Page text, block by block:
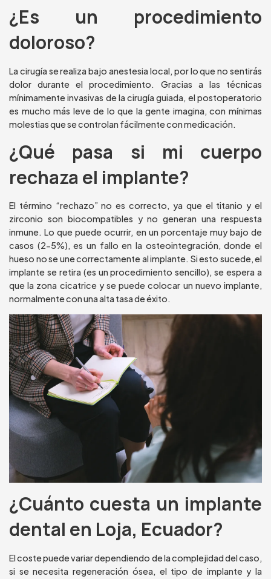
¿Es un procedimiento
doloroso?
La cirugía se realiza bajo anestesia local, por lo que no sentirás
dolor durante el procedimiento. Gracias a las técnicas
mínimamente invasivas de la cirugía guiada, el postoperatorio
es mucho más leve de lo que la gente imagina, con mínimas
molestias que se controlan fácilmente con medicación.
¿Qué pasa si mi cuerpo
rechaza el implante?
El término “rechazo” no es correcto, ya que el titanio y el
zirconio son biocompatibles y no generan una respuesta
inmune. Lo que puede ocurrir, en un porcentaje muy bajo de
casos (2-5%), es un fallo en la osteointegración, donde el
hueso no se une correctamente al implante. Si esto sucede, el
implante se retira (es un procedimiento sencillo), se espera a
que la zona cicatrice y se puede colocar un nuevo implante,
normalmente con una alta tasa de éxito.
¿Cuánto cuesta un implante
dental en Loja, Ecuador?
El coste puede variar dependiendo de la complejidad del caso,
si se necesita regeneración ósea, el tipo de implante y la